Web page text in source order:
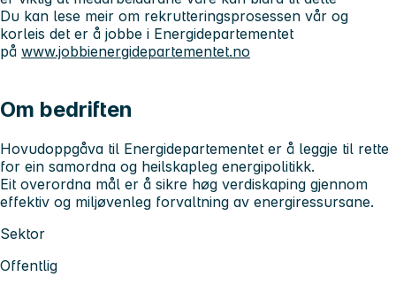
Du kan lese meir om rekrutteringsprosessen vår og
korleis det er å jobbe i Energidepartementet
på www.jobbienergidepartementet.no
Om bedriften
Hovudoppgåva til Energidepartementet er å leggje til rette
for ein samordna og heilskapleg energipolitikk.
Eit overordna mål er å sikre høg verdiskaping gjennom
effektiv og miljøvenleg forvaltning av energiressursane.
Sektor
Offentlig